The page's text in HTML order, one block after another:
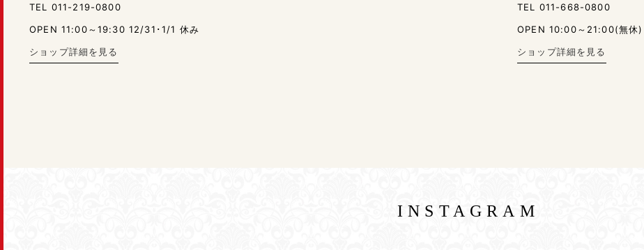
TEL 011-219-0800
OPEN 11:00～19:30 12/31･1/1 休み
ショップ詳細を見る
TEL 011-668-0800
OPEN 10:00～21:00(無休)
ショップ詳細を見る
INSTAGRAM